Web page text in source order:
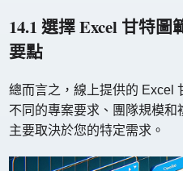
14.1 選擇 Excel 甘特
要點
總而言之，線上提供的 Excel
不同的專案要求、團隊規模
主要取決於您的特定需求。